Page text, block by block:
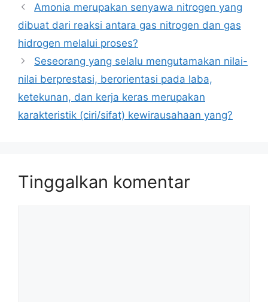
Amonia merupakan senyawa nitrogen yang
dibuat dari reaksi antara gas nitrogen dan gas
hidrogen melalui proses?
Seseorang yang selalu mengutamakan nilai-
nilai berprestasi, berorientasi pada laba,
ketekunan, dan kerja keras merupakan
karakteristik (ciri/sifat) kewirausahaan yang?
Tinggalkan komentar